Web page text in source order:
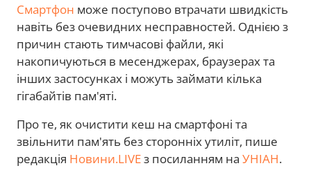
Смартфон може поступово втрачати швидкість
навіть без очевидних несправностей. Однією з
причин стають тимчасові файли, які
накопичуються в месенджерах, браузерах та
інших застосунках і можуть займати кілька
гігабайтів пам'яті.
Про те, як очистити кеш на смартфоні та
звільнити пам'ять без сторонніх утиліт, пише
редакція Новини.LIVEз посиланням на УНІАН.